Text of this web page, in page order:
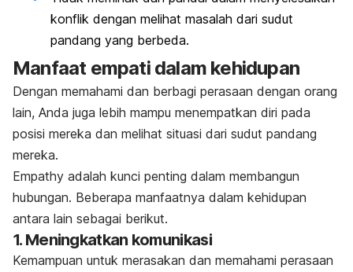
konflik dengan melihat masalah dari sudut
pandang yang berbeda.
Manfaat empati dalam kehidupan
Dengan memahami dan berbagi perasaan dengan orang
lain, Anda juga lebih mampu menempatkan diri pada
posisi mereka dan melihat situasi dari sudut pandang
mereka.
Empathy adalah kunci penting dalam membangun
hubungan. Beberapa manfaatnya dalam kehidupan
antara lain sebagai berikut.
1. Meningkatkan komunikasi
Kemampuan untuk merasakan dan memahami perasaan